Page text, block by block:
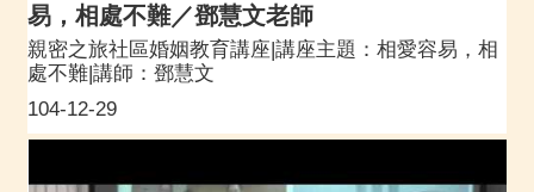
易，相處不難／鄧慧文老師
104-12-29
親密之旅社區婚姻教育講座|講座主題：相愛容易，相
處不難|講師：鄧慧文